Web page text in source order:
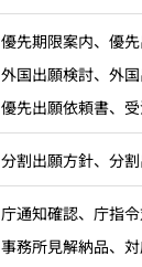
優先期限案内、優
外国出願検討、外国
優先出願依頼書、
分割出願方針、分
庁通知確認、庁指
事務所見解納品、